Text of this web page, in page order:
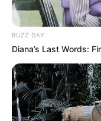
BUZZ DAY
Diana’s Last Words: